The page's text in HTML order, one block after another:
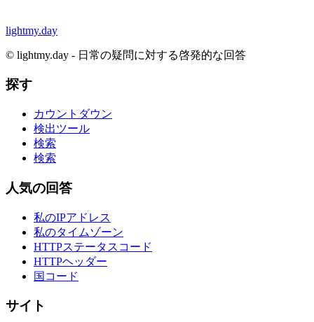
lightmy.day
© lightmy.day - 日常の疑問に対する啓発的な回答
探す
カウントダウン
検出ツール
検索
検索
人気の回答
私のIPアドレス
私のタイムゾーン
HTTPステータスコード
HTTPヘッダー
国コード
サイト